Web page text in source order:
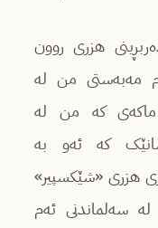
هزری روون
مەبەستی من لە
ماکەی کە من لە
کە ئەو بە
هزری «شێکسپیر»
سەلماندنی ئەم